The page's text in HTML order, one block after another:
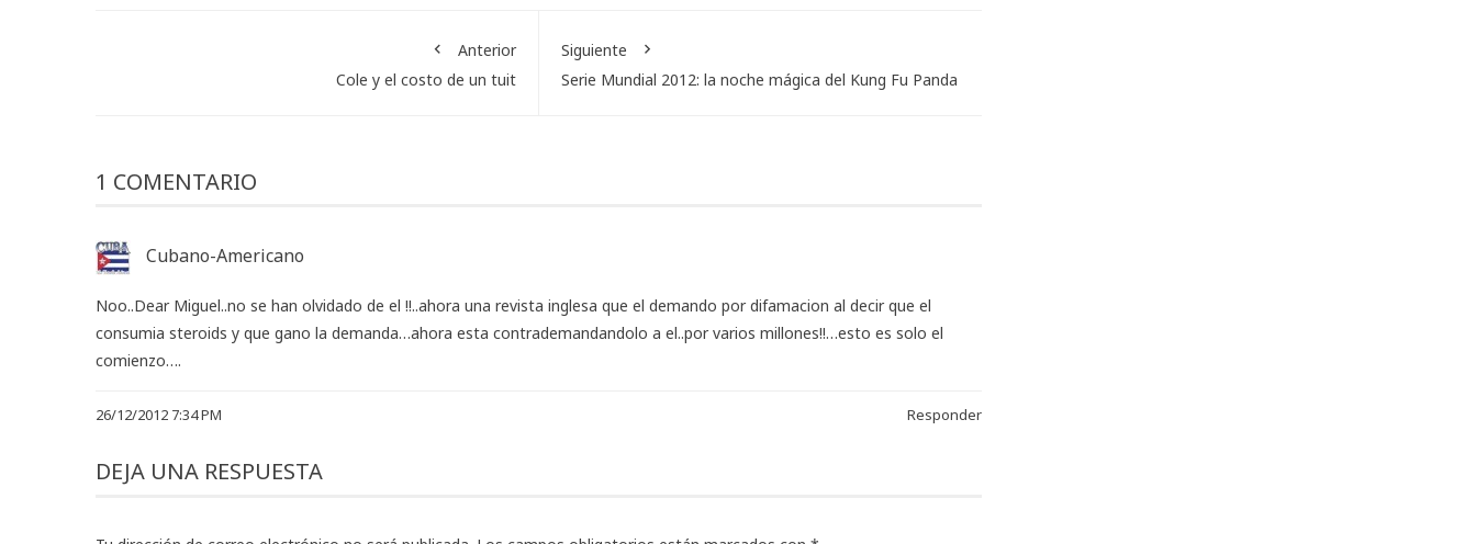
Anterior
Cole y el costo de un tuit
Siguiente
Serie Mundial 2012: la noche mágica del Kung Fu Panda
1 COMENTARIO
Cubano-Americano
Noo..Dear Miguel..no se han olvidado de el !!..ahora una revista inglesa que el demando por difamacion al decir que el
consumia steroids y que gano la demanda…ahora esta contrademandandolo a el..por varios millones!!…esto es solo el
comienzo….
26/12/2012 7:34 PM Responder
DEJA UNA RESPUESTA